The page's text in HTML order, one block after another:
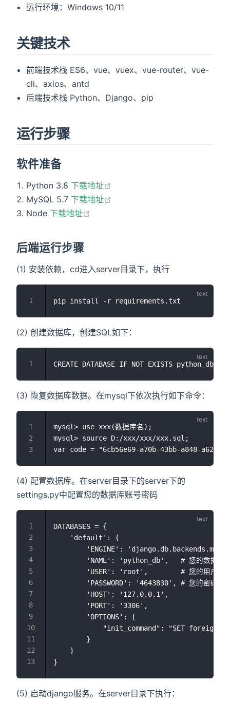
运行环境：Windows 10/11
关键技术
前端技术栈 ES6、vue、vuex、vue-router、vue-
cli、axios、antd
后端技术栈 Python、Django、pip
运行步骤
软件准备
Python 3.8下载地址
MySQL 5.7下载地址
Node下载地址
后端运行步骤
(1) 安装依赖，cd进入server目录下，执行
(2) 创建数据库，创建SQL如下：
(3) 恢复数据库数据。在mysql下依次执行如下命令：
mysql> use xxx(数据库名);
mysql> source D:/xxx/xxx/xxx.sql;
(4) 配置数据库。在server目录下的server下的
settings.py中配置您的数据库账号密码
DATABASES = {
    'default': {
'ENGINE':
        'NAME': 'python_db',   # 您的数据库
        'USER': 'root',        # 您的用户名
        'PASSWORD': '4643830', # 您的密码
        'HOST': '127.0.0.1',
        'PORT': '3306',
        'OPTIONS': {
"init_command": "SET
        }
    }
(5) 启动django服务。在server目录下执行：